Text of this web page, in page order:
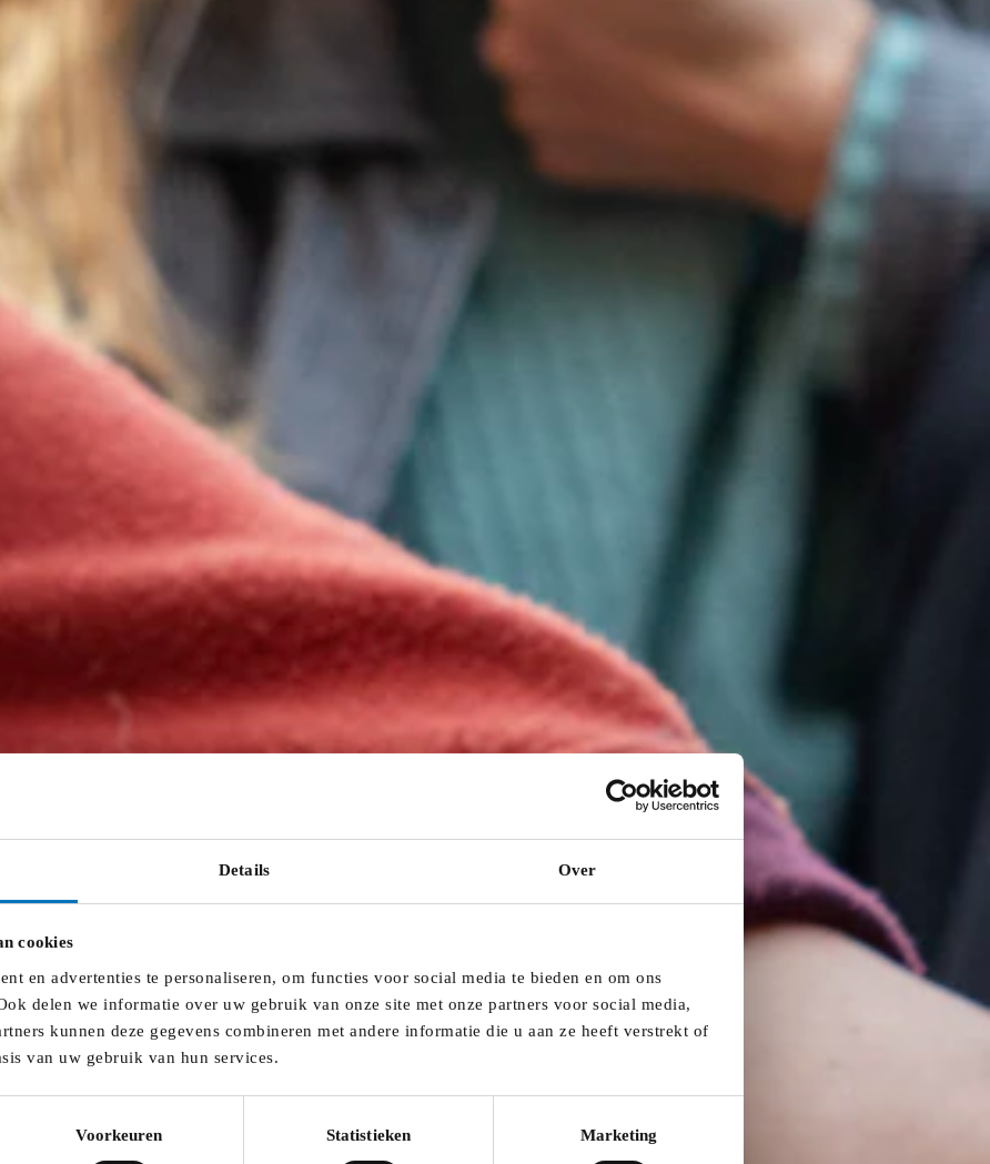
Details Over
cookies
en advertenties te personaliseren, om functies voor social media te bieden en om ons
delen we informatie over uw gebruik van onze site met onze partners voor social media,
kunnen deze gegevens combineren met andere informatie die u aan ze heeft verstrekt of
van uw gebruik van hun services.
Voorkeuren Statistieken Marketing